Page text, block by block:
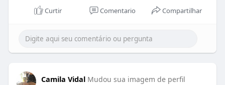
Curtir Comentario Compartilhar
Camila Vidal Mudou sua imagem de perfil